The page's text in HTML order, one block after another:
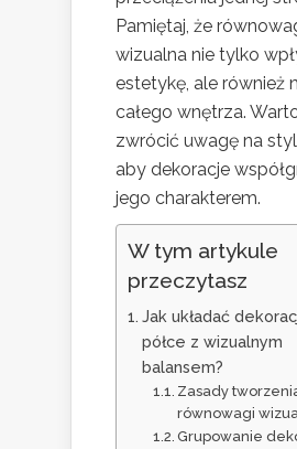
Pamiętaj, że
wizualna nie tylko
estetykę, ale również
całego wnętrza.
zwrócić uwagę na
aby dekoracje
jego charakterem.
W tym artykule
przeczytasz
Jak układać
półce z wizualnym
balansem?
Zasady
równowagi
Grupowanie